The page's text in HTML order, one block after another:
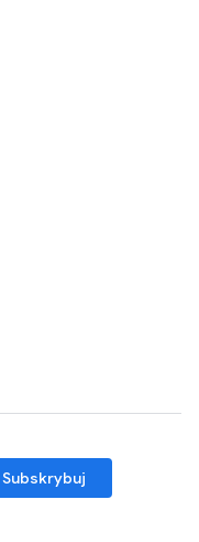
Subskrybuj